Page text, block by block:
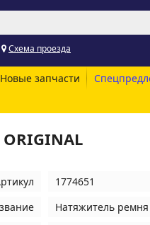
Схема проезда
Новые запчасти
1774651
Натяжитель ремня